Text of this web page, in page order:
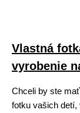
Vlastná
vyrobenie
Chceli by ste
fotku vašich detí,